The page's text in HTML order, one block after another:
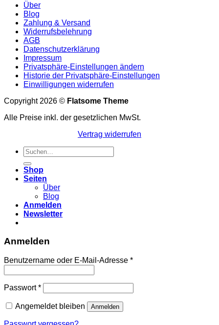
Über
Blog
Zahlung & Versand
Widerrufsbelehrung
AGB
Datenschutzerklärung
Impressum
Privatsphäre-Einstellungen ändern
Historie der Privatsphäre-Einstellungen
Einwilligungen widerrufen
Copyright 2026 © Flatsome Theme
Alle Preise inkl. der gesetzlichen MwSt.
Vertrag widerrufen
Suchen
nach:
Shop
Seiten
Über
Blog
Anmelden
Newsletter
Anmelden
Benutzername oder E-Mail-Adresse *Erforderlich
Passwort*Erforderlich
Angemeldet bleiben Anmelden